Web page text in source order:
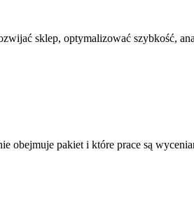
sklep, optymalizować szybkość,
obejmuje pakiet i które prace są